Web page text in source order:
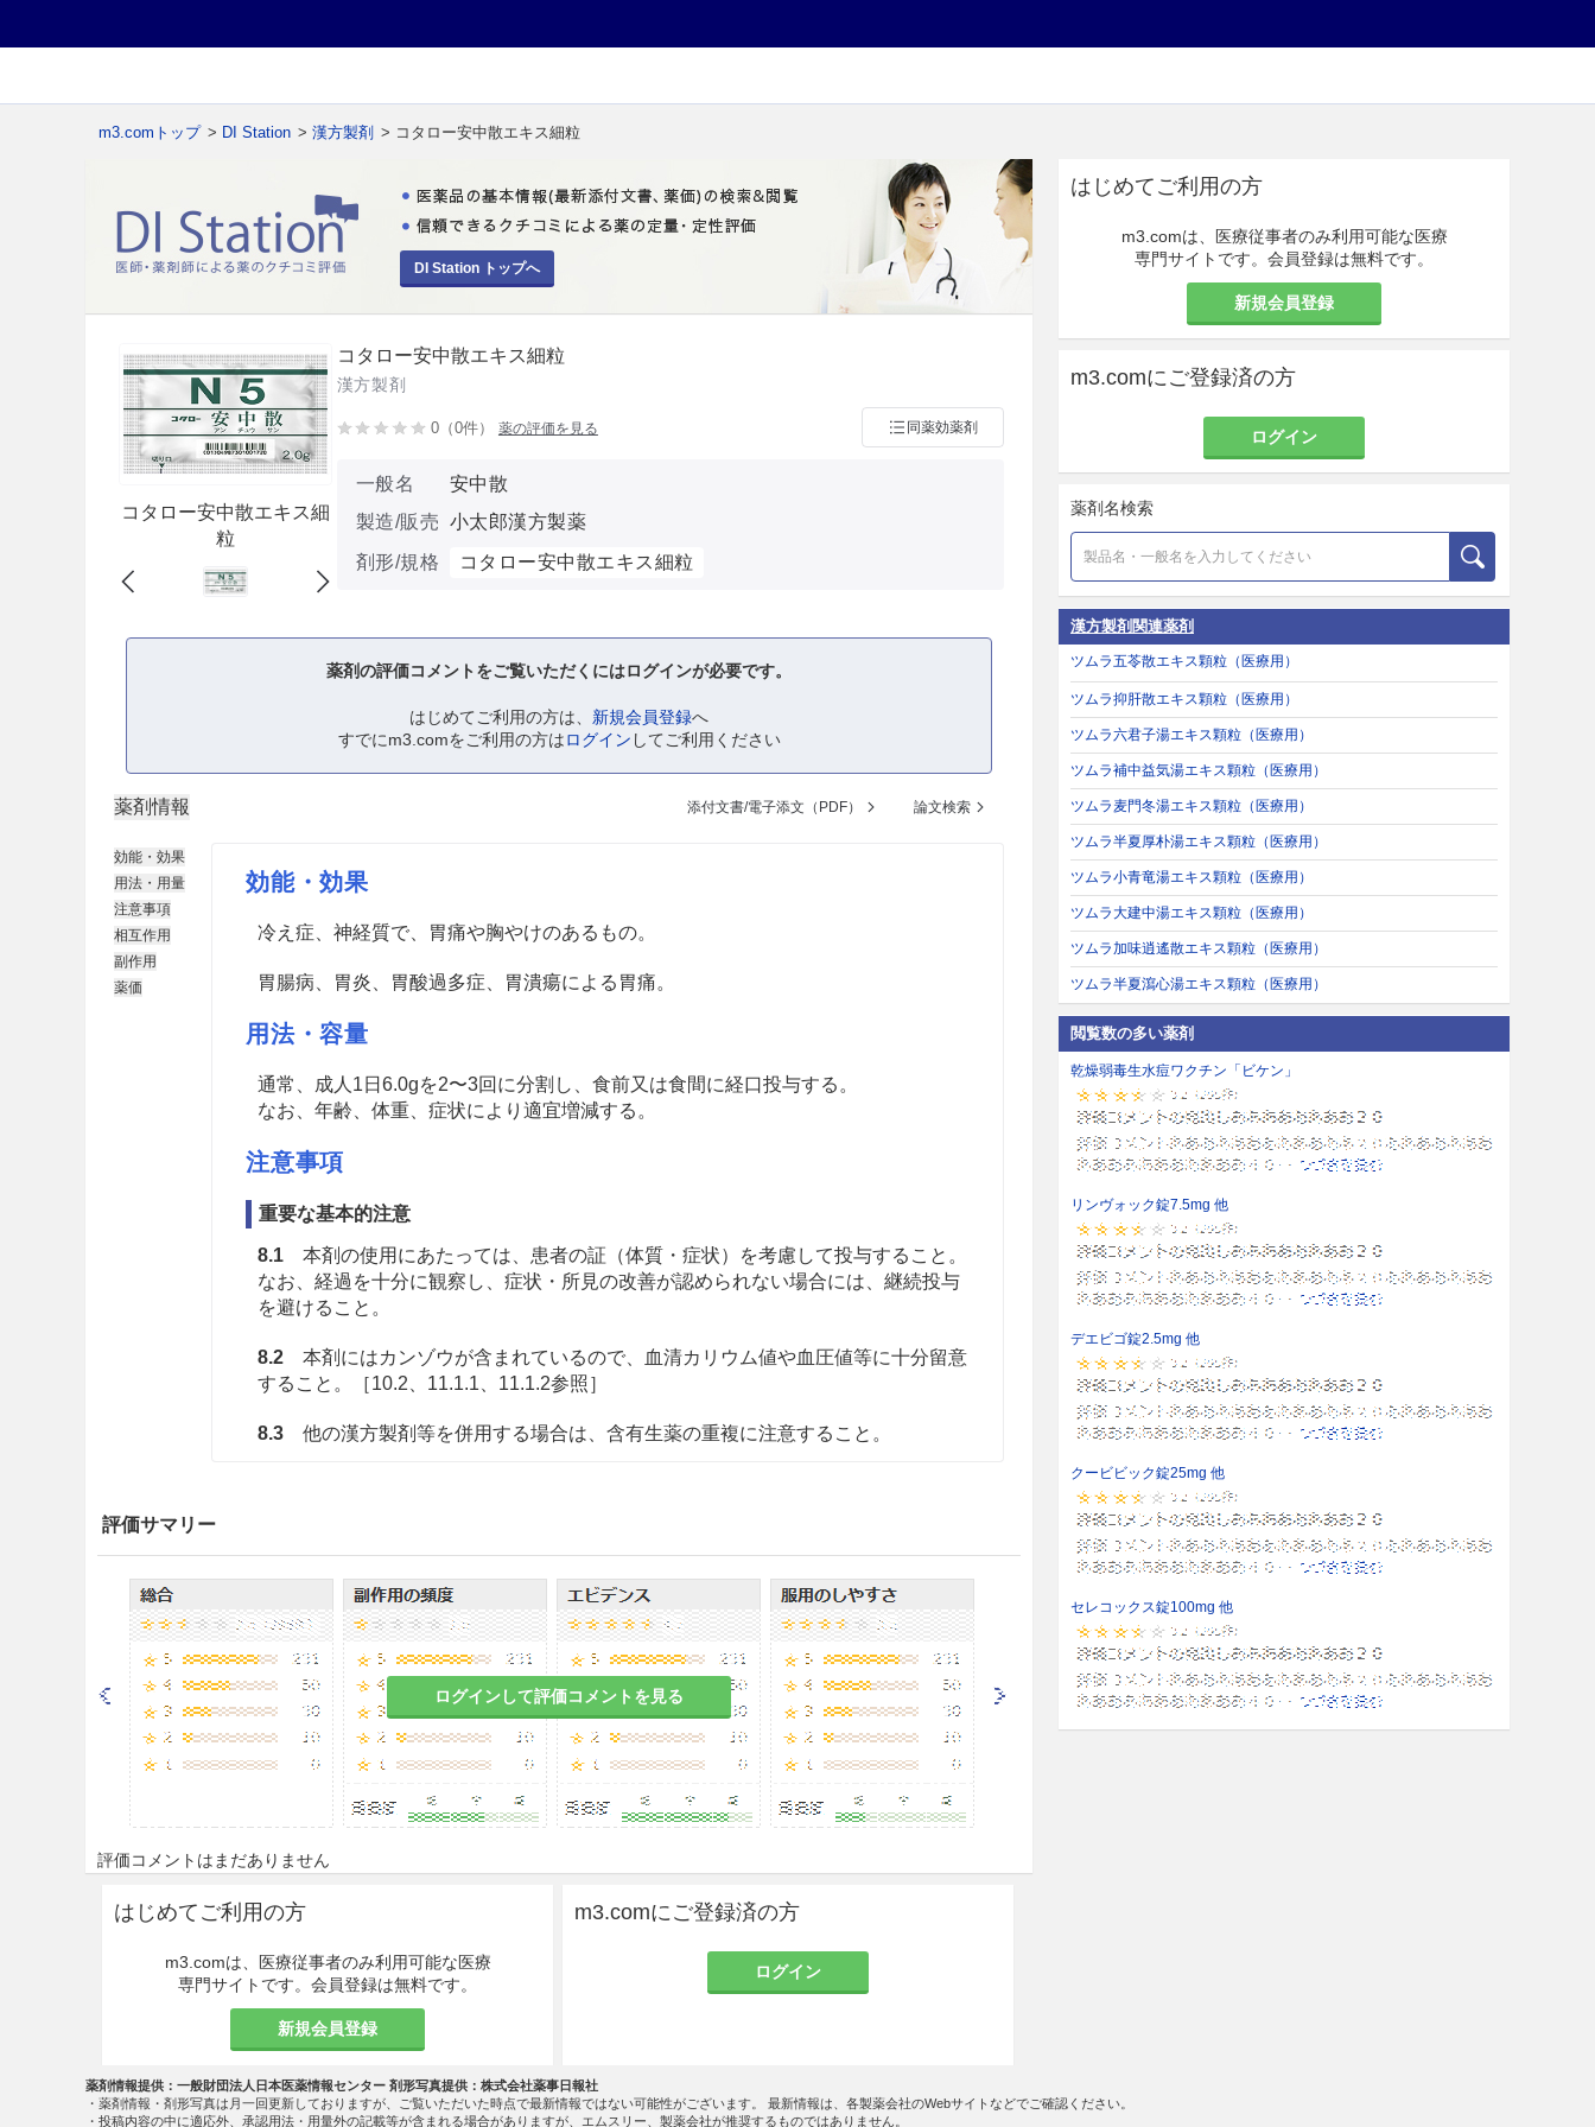
m3.comトップ > DI Station > 漢方製剤 > コタロー安中散エキス細粒
DI Station トップへ
コタロー安中散エキス細
粒
コタロー安中散エキス細粒
漢方製剤
0（0件） 薬の評価を見る 同薬効薬剤
一般名
安中散
製造/販売 小太郎漢方製薬
剤形/規格
コタロー安中散エキス細粒
薬剤の評価コメントをご覧いただくにはログインが必要です。
はじめてご利用の方は、 新規会員登録へ
すでにm3.comをご利用の方はログイン してご利用ください
薬剤情報 添付文書/電子添文（PDF） 論文検索
効能・効果
用法・用量
注意事項
相互作用
副作用
薬価
効能・効果
冷え症、神経質で、胃痛や胸やけのあるもの。
胃腸病、胃炎、胃酸過多症、胃潰瘍による胃痛。
用法・容量
通常、成人1日6.0gを2〜3回に分割し、食前又は食間に経口投与する。
なお、年齢、体重、症状により適宜増減する。
注意事項
重要な基本的注意
8.1本剤の使用にあたっては、患者の証（体質・症状）を考慮して投与すること。
なお、経過を十分に観察し、症状・所見の改善が認められない場合には、継続投与
を避けること。
8.2本剤にはカンゾウが含まれているので、血清カリウム値や血圧値等に十分留意
すること。［10.2、11.1.1、11.1.2参照］
8.3他の漢方製剤等を併用する場合は、含有生薬の重複に注意すること。
妊婦又は妊娠している可能性のある女性には、治療上の有益性が危険性を上回る
と判断される場合にのみ投与すること。
9.6 授乳婦
治療上の有益性及び母乳栄養の有益性を考慮し、授乳の継続又は中止を検討する
こと。
9.7 小児等
小児等を対象とした臨床試験は実施していない。
9.8 高齢者
減量するなど注意すること。一般に生理機能が低下している。
取扱上の注意
20.1本剤の品質を保つため、できるだけ湿気を避け、直射日光の当たらない涼し
い所に保管すること。
20.2開封後は特に湿気を避け、取扱いに注意すること。
評価サマリー
ログインして評価コメントを見る
評価コメントはまだありません
はじめてご利用の方
m3.comは、医療従事者のみ利用可能な医療
専門サイトです。会員登録は無料です。
新規会員登録
m3.comにご登録済の方
ログイン
はじめてご利用の方
m3.comは、医療従事者のみ利用可能な医療
専門サイトです。会員登録は無料です。
新規会員登録
m3.comにご登録済の方
ログイン
薬剤名検索
漢方製剤関連薬剤
ツムラ五苓散エキス顆粒（医療用）
ツムラ抑肝散エキス顆粒（医療用）
ツムラ六君子湯エキス顆粒（医療用）
ツムラ補中益気湯エキス顆粒（医療用）
ツムラ麦門冬湯エキス顆粒（医療用）
ツムラ半夏厚朴湯エキス顆粒（医療用）
ツムラ小青竜湯エキス顆粒（医療用）
ツムラ大建中湯エキス顆粒（医療用）
ツムラ加味逍遙散エキス顆粒（医療用）
ツムラ半夏瀉心湯エキス顆粒（医療用）
閲覧数の多い薬剤
乾燥弱毒生水痘ワクチン「ビケン」
リンヴォック錠7.5mg 他
デエビゴ錠2.5mg 他
クービビック錠25mg 他
セレコックス錠100mg 他
薬剤情報提供：一般財団法人日本医薬情報センター 剤形写真提供：株式会社薬事日報社
・薬剤情報・剤形写真は月一回更新しておりますが、ご覧いただいた時点で最新情報ではない可能性がございます。 最新情報は、各製薬会社のWebサイトなどでご確認ください。
・投稿内容の中に適応外、承認用法・用量外の記載等が含まれる場合がありますが、エムスリー、製薬会社が推奨するものではありません。